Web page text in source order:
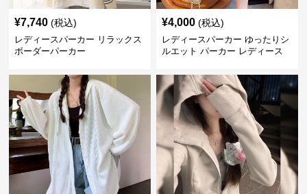
¥7,740 (税込)
レディースパーカー リラックス
ボーダーパーカー
¥4,000 (税込)
レディースパーカー ゆったりシ
ルエット パーカー レディース